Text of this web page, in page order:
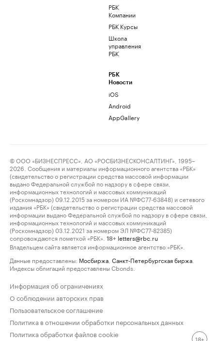
РБК
Компании
РБК Курсы
Школа
управления
РБК
РБК
Новости
iOS
Android
AppGallery
© ООО «БИЗНЕСПРЕСС», АО «РОСБИЗНЕСКОНСАЛТИНГ», 1995–
2026. Сообщения и материалы информационного агентства «РБК»
(свидетельство о регистрации средства массовой информации
выдано Федеральной службой по надзору в сфере связи,
информационных технологий и массовых коммуникаций
(Роскомнадзор) 09.12.2015 за номером ИА №ФС77-63848) и сетевого
издания «РБК» (свидетельство о регистрации средства массовой
информации выдано Федеральной службой по надзору в сфере связи,
информационных технологий и массовых коммуникаций
(Роскомнадзор) 03.12.2021 за номером ЭЛ №ФС77-82385)
сопровождаются пометкой «РБК».
18+ letters@rbc.ru
Владельцем сайта является информационное агентство «РБК».
Данные предоставлены: Мосбиржа Санкт-Петербургская биржа
Индексы облигаций предоставлены Cbonds.
Информация об ограничениях
О соблюдении авторских прав
Пользовательское соглашение
Политика в отношении обработки персональных данных
Политика обработки файлов cookie
18+